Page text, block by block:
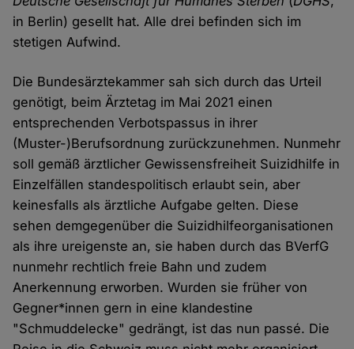
in Berlin) gesellt hat. Alle drei befinden sich im
stetigen Aufwind.
Die Bundesärztekammer sah sich durch das Urteil
genötigt, beim Ärztetag im Mai 2021 einen
entsprechenden Verbotspassus in ihrer
(Muster-)Berufsordnung zurückzunehmen. Nunmehr
soll gemäß ärztlicher Gewissensfreiheit Suizidhilfe in
Einzelfällen standespolitisch erlaubt sein, aber
keinesfalls als ärztliche Aufgabe gelten. Diese
sehen demgegenüber die Suizidhilfeorganisationen
als ihre ureigenste an, sie haben durch das BVerfG
nunmehr rechtlich freie Bahn und zudem
Anerkennung erworben. Wurden sie früher von
Gegner*innen gern in eine klandestine
"Schmuddelecke" gedrängt, ist das nun passé. Die